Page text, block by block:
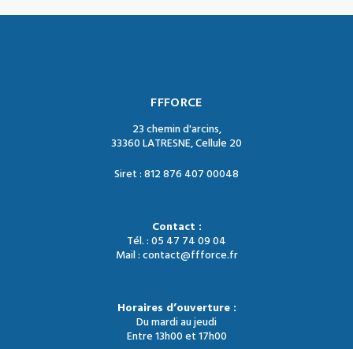
FFFORCE
23 chemin d'arcins,
33360 LATRESNE, Cellule 20
Siret : 812 876 407 00048
Contact :
Tél. : 05 47 74 09 04
Mail : contact@ffforce.fr
Horaires d’ouverture :
Du mardi au jeudi
Entre 13h00 et 17h00